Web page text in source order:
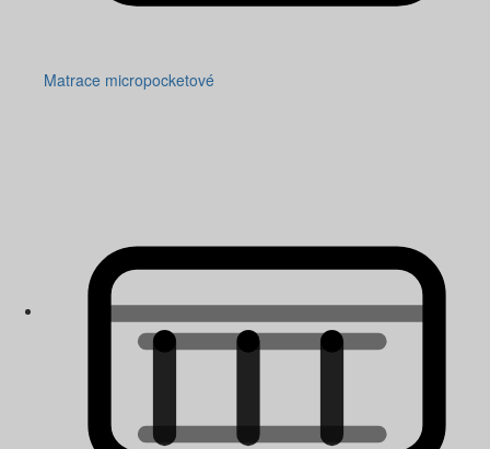
Matrace micropocketové